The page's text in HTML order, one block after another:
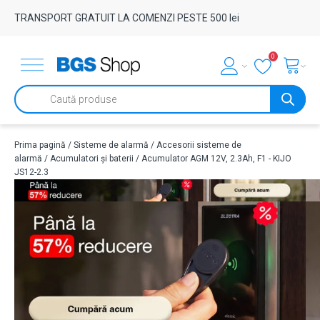
TRANSPORT GRATUIT LA COMENZI PESTE 500 lei
0
Products
search
Prima pagină / Sisteme de alarmă / Accesorii sisteme de
alarmă / Acumulatori și baterii / Acumulator AGM 12V, 2.3Ah, F1 - KIJO
JS12-2.3